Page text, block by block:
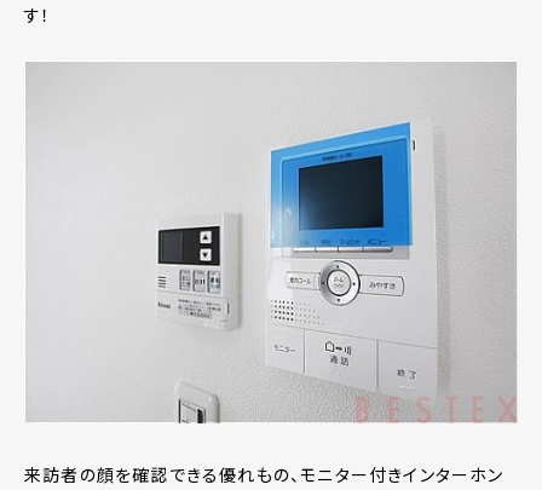
す！
来訪者の顔を確認できる優れもの、モニター付きインターホン